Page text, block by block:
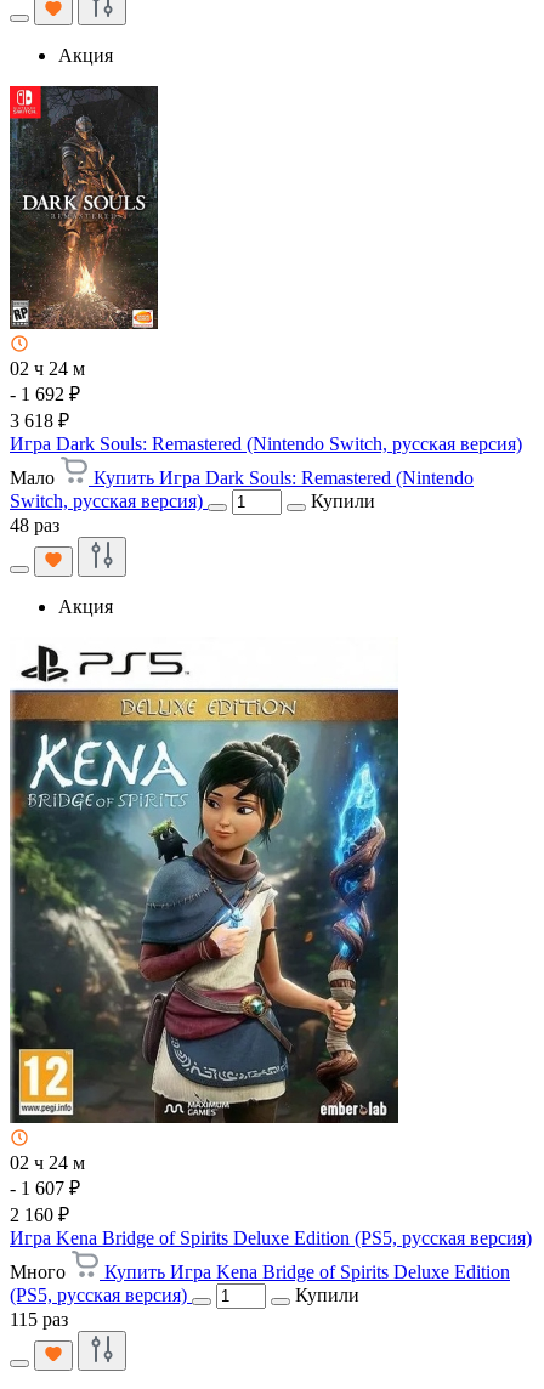
Акция
02 ч 24 м
- 1 692 ₽
3 618 ₽
Игра Dark Souls: Remastered (Nintendo Switch, русская версия)
Мало
Купить Игра Dark Souls: Remastered (Nintendo
Switch, русская версия)
Купили
48 раз
Акция
02 ч 24 м
- 1 607 ₽
2 160 ₽
Игра Kena Bridge of Spirits Deluxe Edition (PS5, русская версия)
Много
Купить Игра Kena Bridge of Spirits Deluxe Edition
(PS5, русская версия)
Купили
115 раз